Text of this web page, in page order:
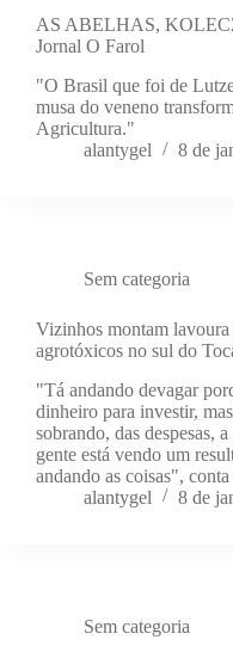
AS ABELHAS,
Jornal O Farol
"O Brasil que foi de
musa do veneno
Agricultura."
alantygel
8 de
Sem categoria
Vizinhos montam
agrotóxicos no sul do
"Tá andando devagar
dinheiro para investir,
sobrando, das despesas,
gente está vendo um
andando as coisas",
alantygel
8 de
Sem categoria